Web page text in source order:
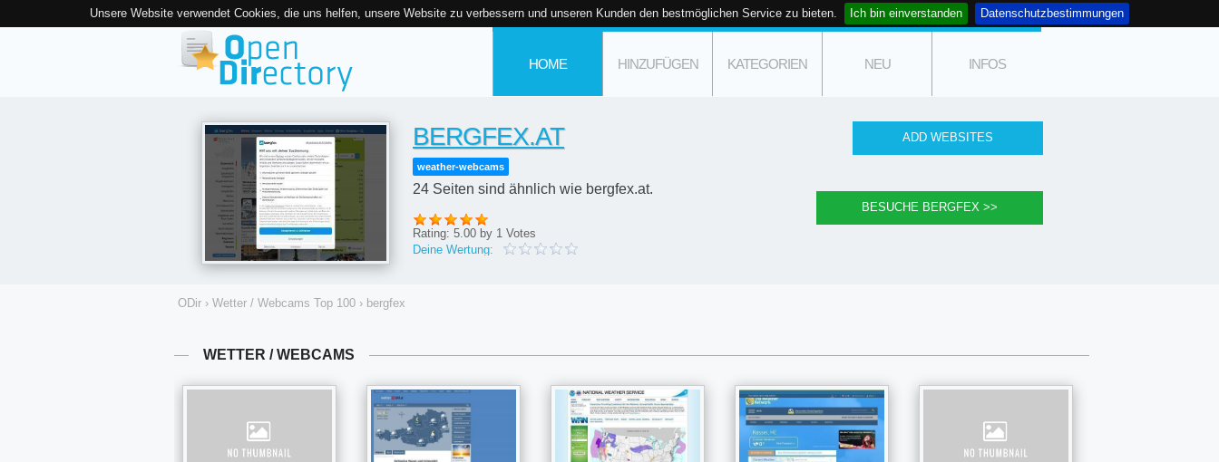
Unsere Website verwendet Cookies, die uns helfen, unsere Website zu verbessern und unseren Kunden den bestmöglichen Service zu bieten. Ich bin einverstanden Datenschutzbestimmungen
HOME HINZUFÜGEN KATEGORIEN NEU INFOS
BERGFEX.AT
weather-webcams
24 Seiten sind ähnlich wie bergfex.at.
Rating: 5.00 by 1 Votes
Deine Wertung:
ODir › Wetter / Webcams Top 100 › bergfex
WETTER / WEBCAMS